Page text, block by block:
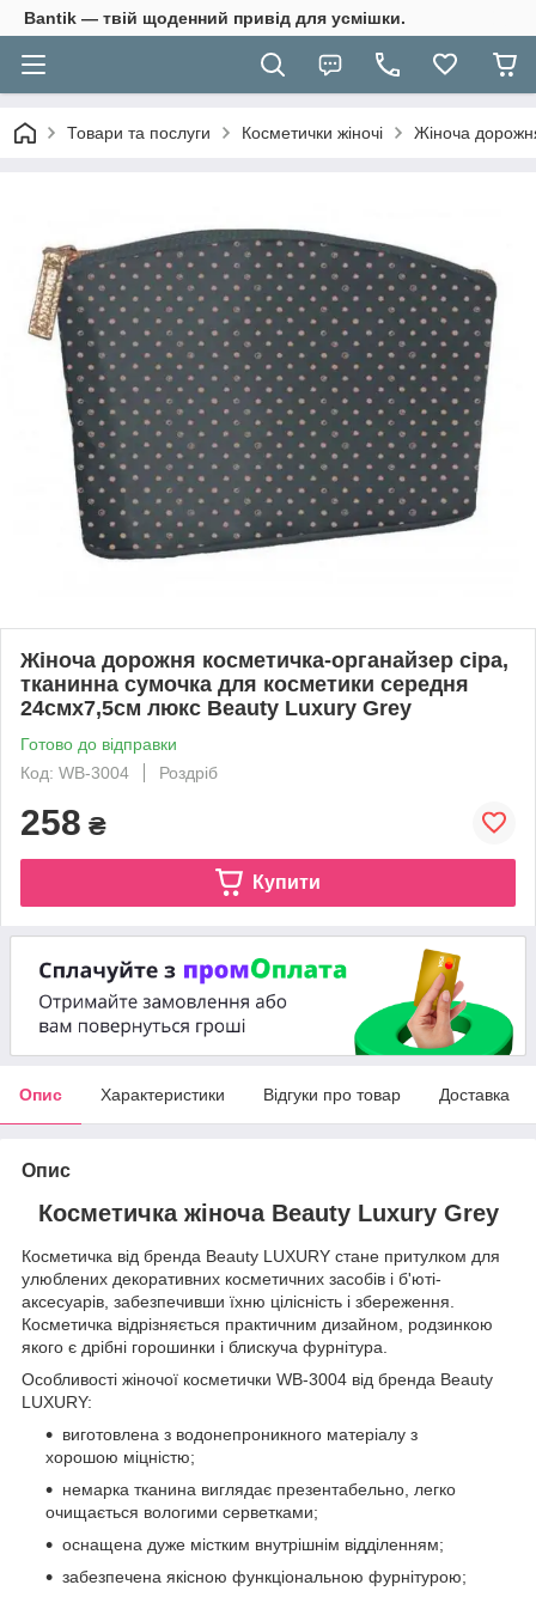
Bantik — твій щоденний привід для усмішки.
Товари та послуги Косметички жіночі Жіноча
Жіноча дорожня косметичка-органайзер сіра,
тканинна сумочка для косметики середня
24смх7,5см люкс Beauty Luxury Grey
Готово до відправки
Код: WB-3004
Роздріб
258 ₴
Купити
Опис Характеристики Відгуки про товар Доставка
Опис
Косметичка жіноча Beauty Luxury Grey
Косметичка від бренда Beauty LUXURY стане притулком для
улюблених декоративних косметичних засобів і б'юті-
аксесуарів, забезпечивши їхню цілісність і збереження.
Косметичка відрізняється практичним дизайном, родзинкою
якого є дрібні горошинки і блискуча фурнітура.
Особливості жіночої косметички WB-3004 від бренда Beauty
LUXURY:
виготовлена з водонепроникного матеріалу з
хорошою міцністю;
немарка тканина виглядає презентабельно, легко
очищається вологими серветками;
оснащена дуже містким внутрішнім відділенням;
забезпечена якісною функціональною фурнітурою;